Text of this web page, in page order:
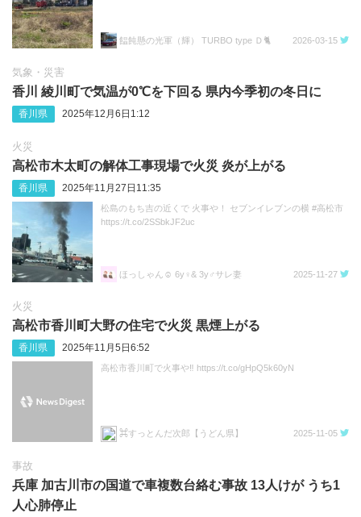
饂飩懸の光軍（輝） TURBO type Ｄ🐈️ 2026-03-15
気象・災害
香川 綾川町で気温が0℃を下回る 県内今季初の冬日に
香川県 2025年12月6日1:12
火災
高松市木太町の解体工事現場で火災 炎が上がる
香川県 2025年11月27日11:35
松島のもち吉の近くで 火事や！ セブンイレブンの横 #高松市
https://t.co/2SSbkJF2uc
ほっしゃん‎☺︎ 6y♀& 3y♂サレ妻 2025-11-27
火災
高松市香川町大野の住宅で火災 黒煙上がる
香川県 2025年11月5日6:52
高松市香川町で火事や‼️ https://t.co/gHpQ5k60yN
⌘すっとんだ次郎【うどん県】 2025-11-05
事故
兵庫 加古川市の国道で車複数台絡む事故 13人けが うち1
人心肺停止